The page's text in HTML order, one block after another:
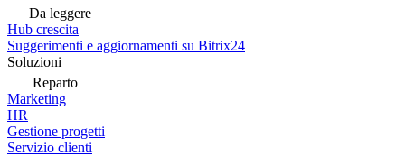
Da leggere
Hub crescita
Suggerimenti e aggiornamenti su Bitrix24
Soluzioni
Reparto
Marketing
HR
Gestione progetti
Servizio clienti